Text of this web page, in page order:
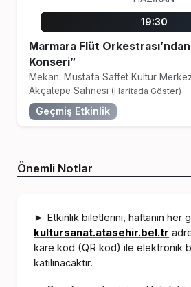
19:30
Marmara Flüt
Konseri”
Mekan: Mustafa Saffet Kültür
Akçatepe Sahnesi (Haritada Göster)
Geçmiş Etkinlik
Önemli Notlar
► Etkinlik biletlerini, haftanın her
kultursanat.atasehir.bel.tr
kare kod (QR kod) ile elektronik
katılınacaktır.